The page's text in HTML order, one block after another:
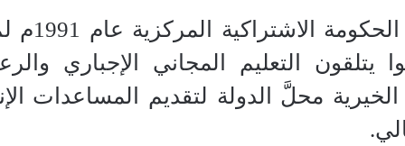
يذكر
يتلقون التعليم المجاني الإجباري
محلَّ الدولة لتقديم المساعدات